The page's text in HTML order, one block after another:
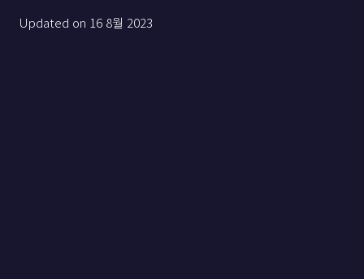
Updated on 16 8월 2023